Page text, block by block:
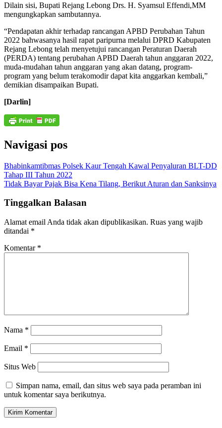
Dilain sisi, Bupati Rejang Lebong Drs. H. Syamsul Effendi,MM
mengungkapkan sambutannya.
“Pendapatan akhir terhadap rancangan APBD Perubahan Tahun
2022 bahwasanya hasil rapat paripurna melalui DPRD Kabupaten
Rejang Lebong telah menyetujui rancangan Peraturan Daerah
(PERDA) tentang perubahan APBD Daerah tahun anggaran 2022,
muda-mudahan tahun anggaran yang akan datang, program-
program yang belum terakomodir dapat kita anggarkan kembali,”
demikian disampaikan Bupati.
[Darlin]
Navigasi pos
Bhabinkamtibmas Polsek Kaur Tengah Kawal Penyaluran BLT-DD
Tahap III Tahun 2022
Tidak Bayar Pajak Bisa Kena Tilang, Berikut Aturan dan Sanksinya
Tinggalkan Balasan
Alamat email Anda tidak akan dipublikasikan. Ruas yang wajib
ditandai *
Komentar *
Nama *
Email *
Situs Web
Simpan nama, email, dan situs web saya pada peramban ini
untuk komentar saya berikutnya.